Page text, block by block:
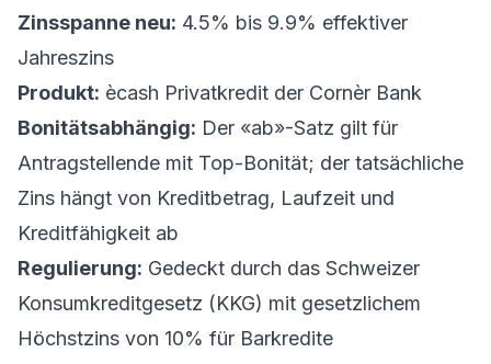
Zinsspanne neu: 4.5% bis 9.9% effektiver
Jahreszins
Produkt: ècash Privatkredit der Cornèr Bank
Bonitätsabhängig: Der «ab»-Satz gilt für
Antragstellende mit Top-Bonität; der tatsächliche
Zins hängt von Kreditbetrag, Laufzeit und
Kreditfähigkeit ab
Regulierung: Gedeckt durch das Schweizer
Konsumkreditgesetz (KKG) mit gesetzlichem
Höchstzins von 10% für Barkredite